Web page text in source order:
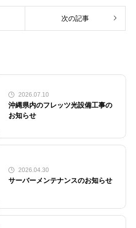
次の記事
2026.07.10
沖縄県内のフレッツ光設備工事の
お知らせ
2026.04.30
サーバーメンテナンスのお知らせ